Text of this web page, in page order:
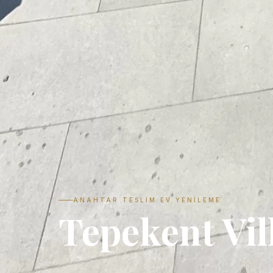
ANAHTAR TESLIM EV YENILEME
Tepekent